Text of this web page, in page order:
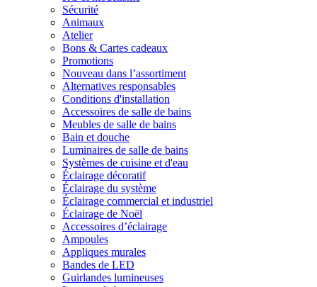
Sécurité
Animaux
Atelier
Bons & Cartes cadeaux
Promotions
Nouveau dans l’assortiment
Alternatives responsables
Conditions d'installation
Accessoires de salle de bains
Meubles de salle de bains
Bain et douche
Luminaires de salle de bains
Systèmes de cuisine et d'eau
Éclairage décoratif
Éclairage du système
Éclairage commercial et industriel
Éclairage de Noël
Accessoires d’éclairage
Ampoules
Appliques murales
Bandes de LED
Guirlandes lumineuses